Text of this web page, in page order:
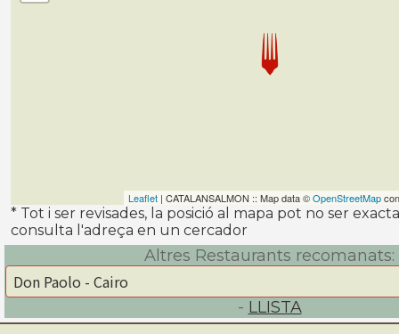
Leaflet | CATALANSALMON :: Map data ©OpenStreetMap
* Tot i ser revisades, la posició al mapa pot no ser
consulta l'adreça en un cercador
Altres Restaurants recomanats:
- LLISTA